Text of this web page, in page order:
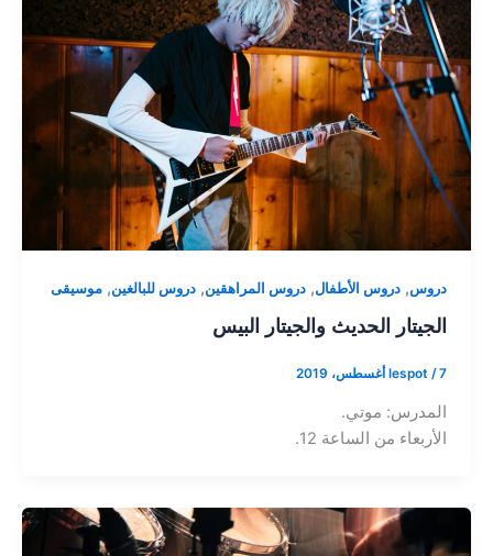
دروس, دروس الأطفال, دروس المراهقين, دروس للبالغين, موسيقى
الجيتار الحديث والجيتار البيس
lespot/7 أغسطس، 2019
المدرس: موتي.
الأربعاء من الساعة 12.